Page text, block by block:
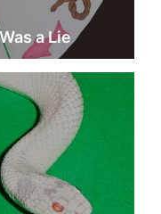
a Lie